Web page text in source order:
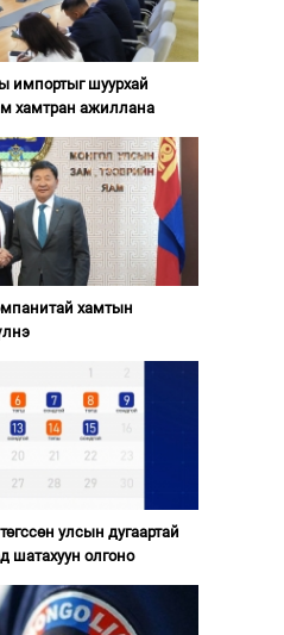
импортыг шуурхай
хамтран ажиллана
хамтын
улсын дугаартай
шатахуун олгоно